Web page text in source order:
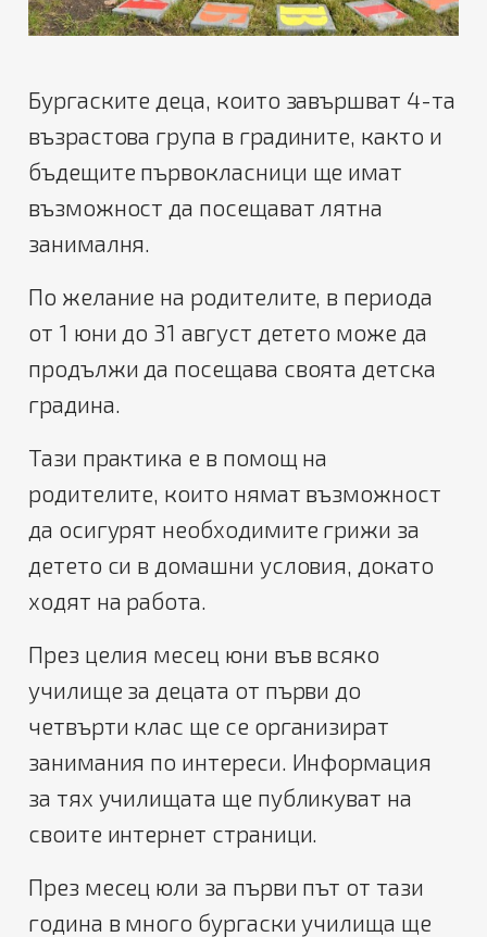
Бургаските деца, които завършват 4-та
възрастова група в градините, както и
бъдещите първокласници ще имат
възможност да посещават лятна
занималня.
По желание на родителите, в периода
от 1 юни до 31 август детето може да
продължи да посещава своята детска
градина.
Тази практика е в помощ на
родителите, които нямат възможност
да осигурят необходимите грижи за
детето си в домашни условия, докато
ходят на работа.
През целия месец юни във всяко
училище за децата от първи до
четвърти клас ще се организират
занимания по интереси. Информация
за тях училищата ще публикуват на
своите интернет страници.
През месец юли за първи път от тази
година в много бургаски училища ще